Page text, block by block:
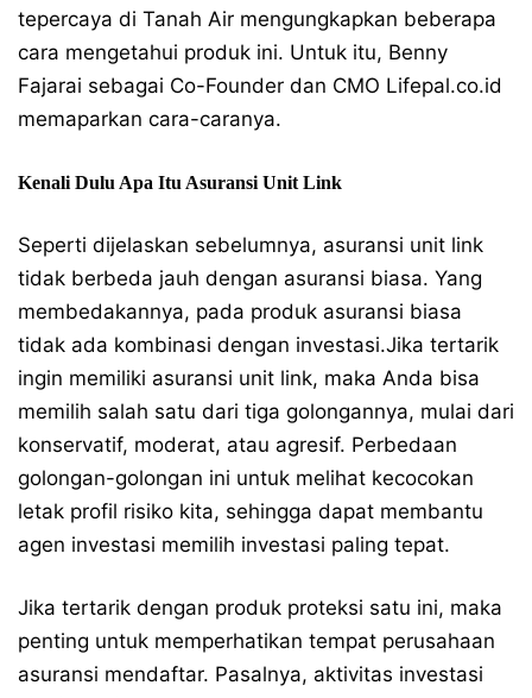
tepercaya di Tanah Air mengungkapkan beberapa
cara mengetahui produk ini. Untuk itu, Benny
Fajarai sebagai Co-Founder dan CMO Lifepal.co.id
memaparkan cara-caranya.
Kenali Dulu Apa Itu Asuransi Unit Link
Seperti dijelaskan sebelumnya, asuransi unit link
tidak berbeda jauh dengan asuransi biasa. Yang
membedakannya, pada produk asuransi biasa
tidak ada kombinasi dengan investasi.Jika tertarik
ingin memiliki asuransi unit link, maka Anda bisa
memilih salah satu dari tiga golongannya, mulai dari
konservatif, moderat, atau agresif. Perbedaan
golongan-golongan ini untuk melihat kecocokan
letak profil risiko kita, sehingga dapat membantu
agen investasi memilih investasi paling tepat.
Jika tertarik dengan produk proteksi satu ini, maka
penting untuk memperhatikan tempat perusahaan
asuransi mendaftar. Pasalnya, aktivitas investasi